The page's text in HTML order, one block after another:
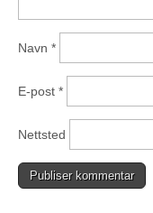
Navn *
E-post *
Nettsted